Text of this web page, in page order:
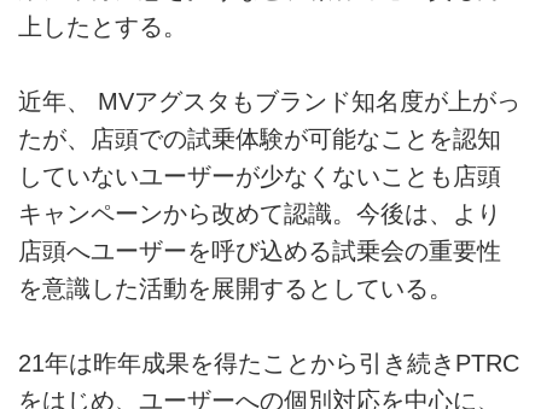
上したとする。
近年、 MVアグスタもブランド知名度が上がっ
たが、店頭での試乗体験が可能なことを認知
していないユーザーが少なくないことも店頭
キャンペーンから改めて認識。今後は、より
店頭へユーザーを呼び込める試乗会の重要性
を意識した活動を展開するとしている。
21年は昨年成果を得たことから引き続きPTRC
をはじめ、ユーザーへの個別対応を中心に、